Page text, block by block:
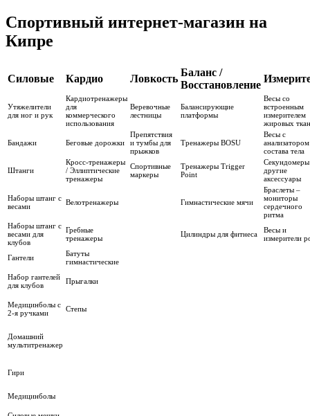
Спортивный интернет-магазин на
Кипре
Силовые Кардио Ловкость
Баланс /
Восстановление
Утяжелители
для ног и рук
Кардиотренажеры
для
коммерческого
использования
Веревочные
лестницы
Балансирующие
платформы
Весы со
встроенным
измерителем
жировых
Бандажи Беговые дорожки
Препятствия
и тумбы для
прыжков
Тренажеры BOSU
Весы с
анализатором
состава тела
Штанги
Кросс-тренажеры
/ Эллиптические
тренажеры
Спортивные
маркеры
Тренажеры Trigger
Point
другие
аксессуары
Наборы штанг с
весами
Велотренажеры Гимнастические мячи
Браслеты –
мониторы
сердечного
ритма
Наборы штанг с
весами для
клубов
Гребные
тренажеры
Цилиндры для фитнеса
Весы и
измерители
Гантели
Батуты
гимнастические
Набор гантелей
для клубов
Прыгалки
Медицинболы с
2-я ручками
Степы
Домашний
мультитренажер
Гири
Медицинболы